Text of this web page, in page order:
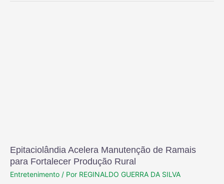
Epitaciolândia Acelera Manutenção de Ramais
para Fortalecer Produção Rural
Entretenimento / Por REGINALDO GUERRA DA SILVA